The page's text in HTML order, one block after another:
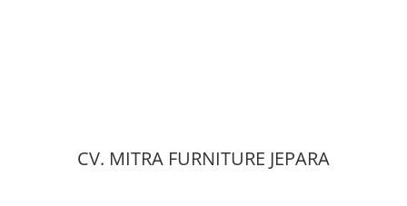
CV. MITRA FURNITURE JEPARA